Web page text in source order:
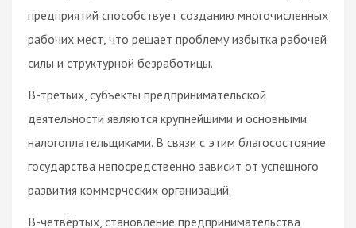
предприятий способствует созданию многочисленных
рабочих мест, что решает проблему избытка рабочей
силы и структурной безработицы.
В-третьих, субъекты предпринимательской
деятельности являются крупнейшими и основными
налогоплательщиками. В связи с этим благосостояние
государства непосредственно зависит от успешного
развития коммерческих организаций.
В-четвёртых, становление предпринимательства